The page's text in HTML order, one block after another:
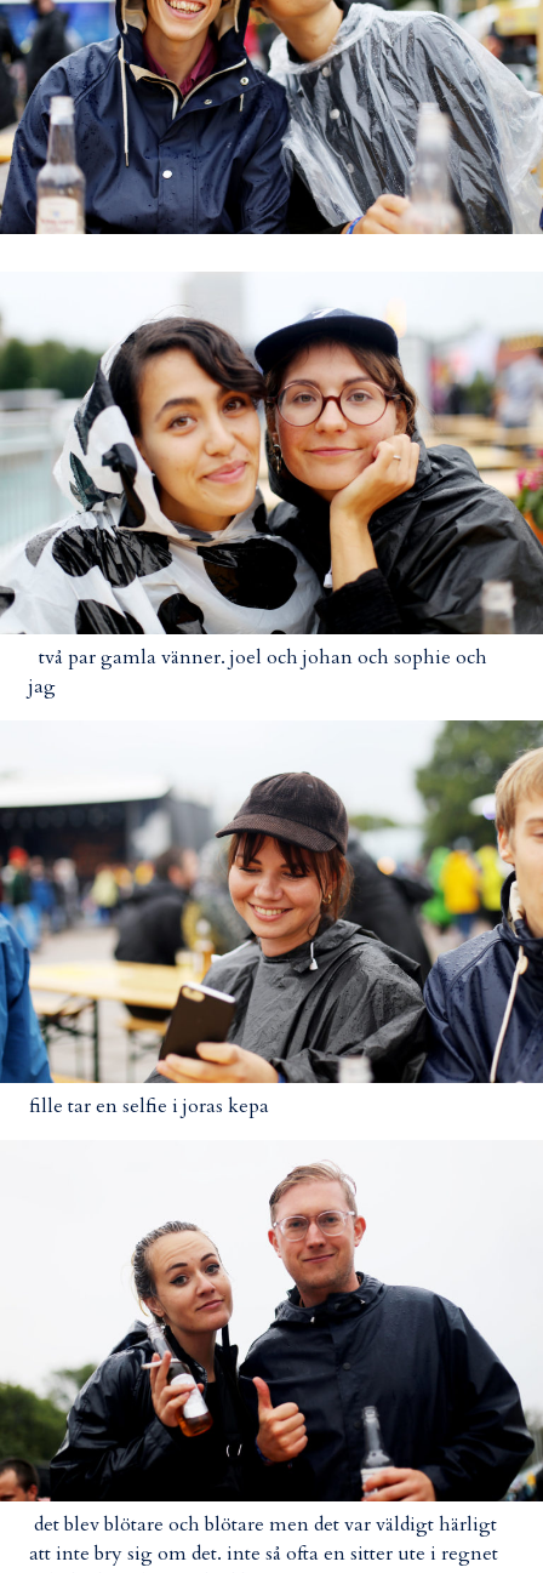
två par gamla vänner. joel och johan och sophie och
jag
fille tar en selfie i joras kepa
det blev blötare och blötare men det var väldigt härligt
att inte bry sig om det. inte så ofta en sitter ute i regnet